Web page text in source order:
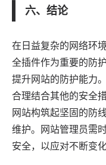
六、结论
在日益复杂的网络环
全插件作为重要的防
提升网站的防护能力
合理结合其他的安全
网站构筑起坚固的防
维护。网站管理员需
安全，以应对不断变